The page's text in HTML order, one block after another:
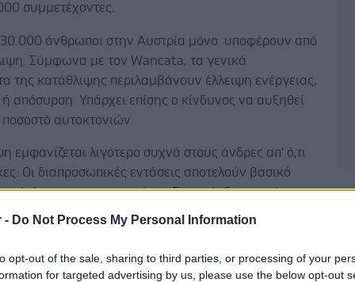
- Do Not Process My Personal Information
opt-out of the sale, sharing to third parties, or processing of your
for targeted advertising by us, please use the below opt-out
συμμετέχοντες.
άνθρωποι στην Αυστρία μόνο υποφέρουν από
Σύμφωνα με τον Wancata, τα γενικά
της κατάθλιψης περιλαμβάνουν έλλειψη ενέργειας,
απόσυρση. Υπάρχει επίσης ο κίνδυνος να αυξηθεί
ποσοστό αυτοκτονιών.
εμφανίζεται λιγότερο συχνά στους άνδρες απ' ό,τι
Οι διαπροσωπικές εντάσεις αποτελούν βασικό
για τις γυναίκες. Στους άνδρες, από την
η απώλεια μιας θέσης εργασίας ή μιας
η επιθετικότητα ή η ριψοκίνδυνη και εθιστική
μπορεί να επισκιάσουν την κατάθλιψη στους